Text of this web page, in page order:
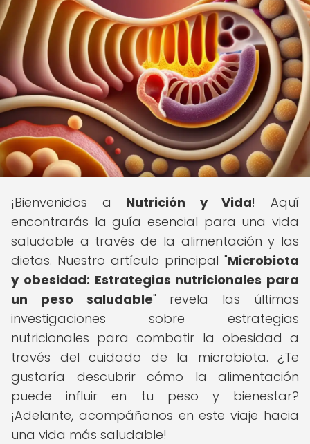
¡Bienvenidos a Nutrición y Vida! Aquí
encontrarás la guía esencial para una vida
saludable a través de la alimentación y las
dietas. Nuestro artículo principal "Microbiota
y obesidad: Estrategias nutricionales para
un peso saludable" revela las últimas
investigaciones sobre estrategias
nutricionales para combatir la obesidad a
través del cuidado de la microbiota. ¿Te
gustaría descubrir cómo la alimentación
puede influir en tu peso y bienestar?
¡Adelante, acompáñanos en este viaje hacia
una vida más saludable!